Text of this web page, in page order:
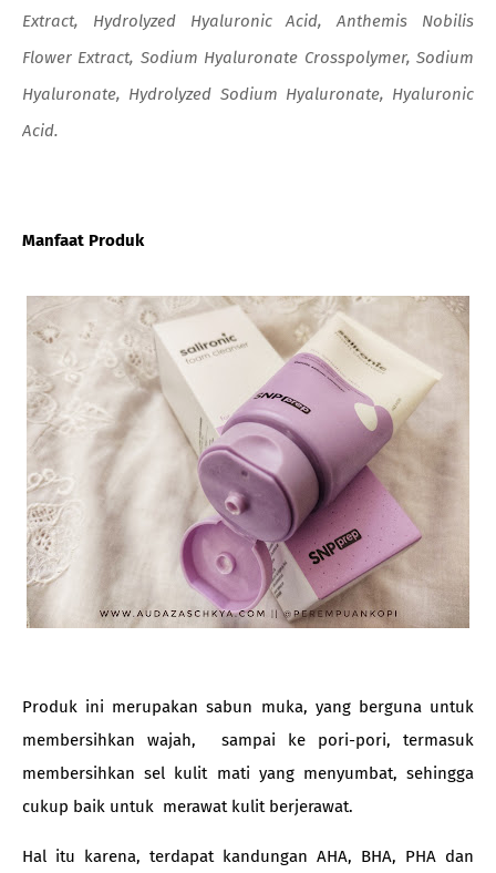
Extract, Hydrolyzed Hyaluronic Acid, Anthemis Nobilis
Flower Extract, Sodium Hyaluronate Crosspolymer, Sodium
Hyaluronate, Hydrolyzed Sodium Hyaluronate, Hyaluronic
Acid.
Manfaat Produk
Produk ini merupakan sabun muka, yang berguna untuk
membersihkan wajah, sampai ke pori-pori, termasuk
membersihkan sel kulit mati yang menyumbat, sehingga
cukup baik untuk merawat kulit berjerawat.
Hal itu karena, terdapat kandungan AHA, BHA, PHA dan